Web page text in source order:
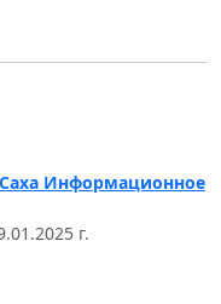
Информационное
г.